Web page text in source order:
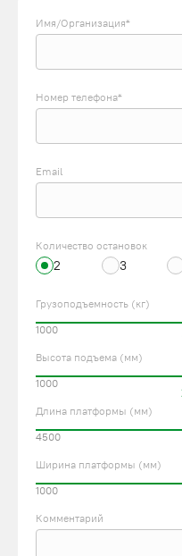
Имя/Организация*
Номер телефона*
Email
Количество остановок
2 3
Грузоподъемность (кг)
1000
Высота подъема (мм)
1000
Длина платформы (мм)
4500
Ширина платформы (мм)
1000
Комментарий